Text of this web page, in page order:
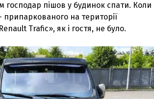
господар пішов у будинок спати. Коли
на території
Trafic», як і гостя, не було.